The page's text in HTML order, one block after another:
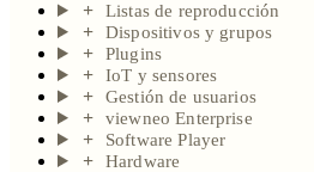
Listas de reproducción
Dispositivos y grupos
Plugins
IoT y sensores
Gestión de usuarios
viewneo Enterprise
Software Player
Hardware